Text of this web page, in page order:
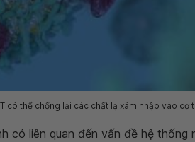
có thể chống lại các chất lạ xâm nhập vào cơ
có liên quan đến vấn đề hệ thống